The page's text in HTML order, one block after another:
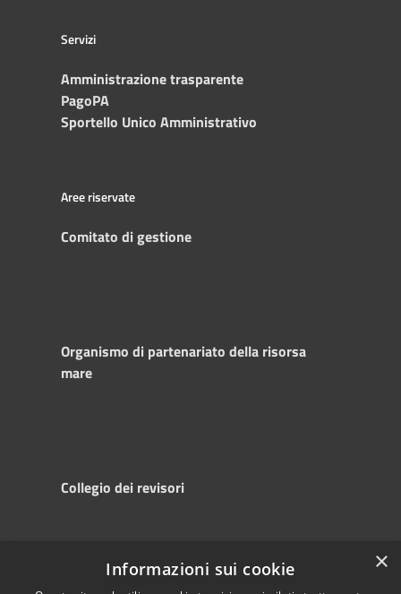
Servizi
Amministrazione trasparente
PagoPA
Sportello Unico Amministrativo
Aree riservate
Comitato di gestione
Organismo di partenariato della risorsa
mare
Collegio dei revisori
Copyright © 2025
×
Informazioni sui cookie